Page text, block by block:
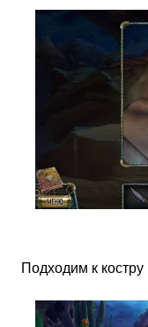
Подходим к